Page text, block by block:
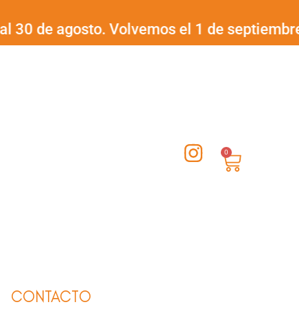
agosto. Volvemos el 1 de septiembre.
I
CONTACTO
0
Carrito